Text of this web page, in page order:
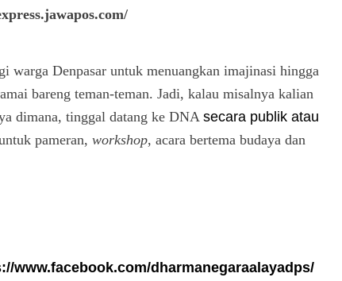
Denpasar untuk menuangkan imajinasi hingga
bareng teman-teman. Jadi, kalau misalnya kalian
dimana, tinggal datang ke DNA secara publik atau
pameran, workshop, acara bertema budaya dan
www.facebook.com/dharmanegaraalayadps/